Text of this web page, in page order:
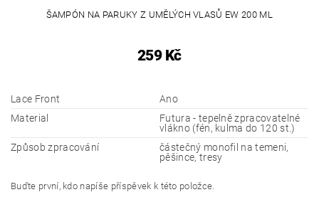
ŠAMPÓN NA PARUKY Z UMĚLÝCH VLASŮ EW 200 ML
259 Kč
Lace Front
Ano
Material
Futura - tepelně zpracovatelné
vlákno (fén, kulma do 120 st.)
Způsob zpracování
částečný monofil na temeni,
pěšince, tresy
Buďte první, kdo napíše příspěvek k této položce.